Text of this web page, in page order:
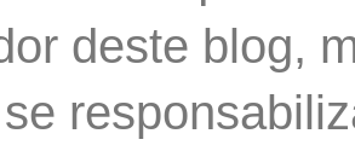
deste blog,